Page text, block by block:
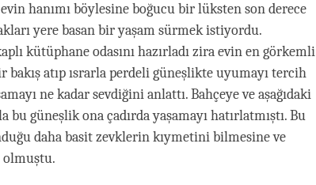
hanımı böylesine boğucu bir lüksten son derece
yere basan bir yaşam sürmek istiyordu.
kütüphane odasını hazırladı zira evin en görkemli
bakış atıp ısrarla perdeli güneşlikte uyumayı tercih
ne kadar sevdiğini anlattı. Bahçeye ve aşağıdaki
güneşlik ona çadırda yaşamayı hatırlatmıştı. Bu
daha basit zevklerin kıymetini bilmesine ve
olmuştu.